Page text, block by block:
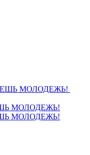
МОЛОДЕЖЬ!
МОЛОДЕЖЬ!